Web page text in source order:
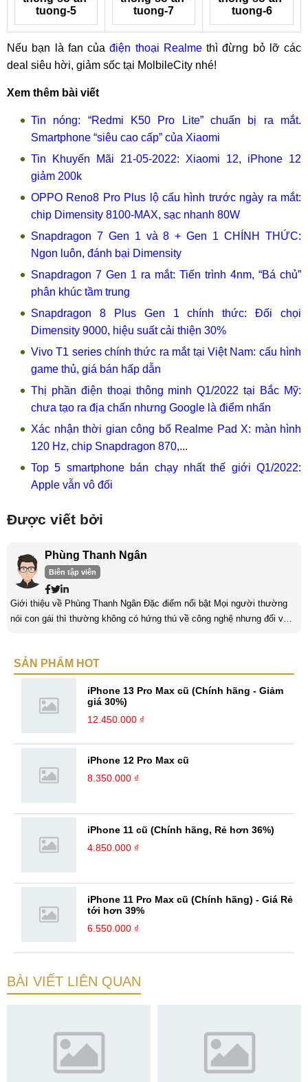
Nếu bạn là fan củađiện thoại Realmethì đừng bỏ lỡ các
deal siêu hời, giảm sốc tại MolbileCity nhé!
Xem thêm bài viết
Tin nóng: “Redmi K50 Pro Lite” chuẩn bị ra mắt.
Smartphone “siêu cao cấp” của Xiaomi
Tin Khuyến Mãi 21-05-2022: Xiaomi 12, iPhone 12
giảm 200k
OPPO Reno8 Pro Plus lộ cấu hình trước ngày ra mắt:
chip Dimensity 8100-MAX, sạc nhanh 80W
Snapdragon 7 Gen 1 và 8 + Gen 1 CHÍNH THỨC:
Ngon luôn, đánh bại Dimensity
Snapdragon 7 Gen 1 ra mắt: Tiến trình 4nm, “Bá chủ”
phân khúc tầm trung
Snapdragon 8 Plus Gen 1 chính thức: Đối chọi
Dimensity 9000, hiệu suất cải thiện 30%
Vivo T1 series chính thức ra mắt tại Việt Nam: cấu hình
game thủ, giá bán hấp dẫn
Thị phần điện thoại thông minh Q1/2022 tại Bắc Mỹ:
chưa tạo ra địa chấn nhưng Google là điểm nhấn
Xác nhận thời gian công bố Realme Pad X: màn hình
120 Hz, chip Snapdragon 870,...
Top 5 smartphone bán chạy nhất thế giới Q1/2022:
Apple vẫn vô đối
Được viết bởi
Phùng Thanh Ngân
Biên tập viên
Giới thiệu về Phùng Thanh Ngân Đặc điểm nổi bật Mọi người thường
nói con gái thì thường không có hứng thú về công nghệ nhưng đối với
quan trọng nhất của con gái khi làm về lĩnh vực công nghệ là phải có
SẢN PHẨM HOT
iPhone 13 Pro Max cũ (Chính hãng - Giảm
giá 30%)
12.450.000 ₫
iPhone 12 Pro Max cũ
8.350.000 ₫
iPhone 11 cũ (Chính hãng, Rẻ hơn 36%)
4.850.000 ₫
iPhone 11 Pro Max cũ (Chính hãng) - Giá Rẻ
tới hơn 39%
6.550.000 ₫
BÀI VIẾT LIÊN QUAN